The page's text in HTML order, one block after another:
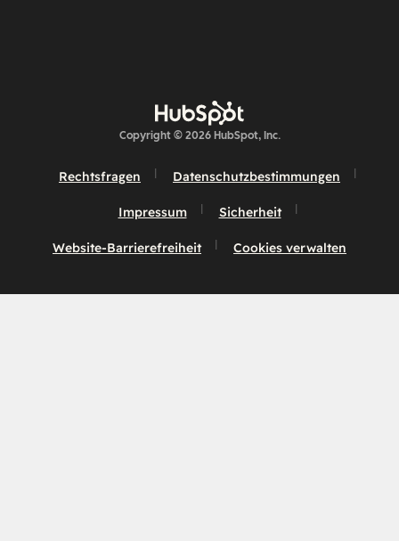
Copyright © 2026 HubSpot, Inc.
Rechtsfragen Datenschutzbestimmungen
Impressum Sicherheit
Website-Barrierefreiheit Cookies verwalten